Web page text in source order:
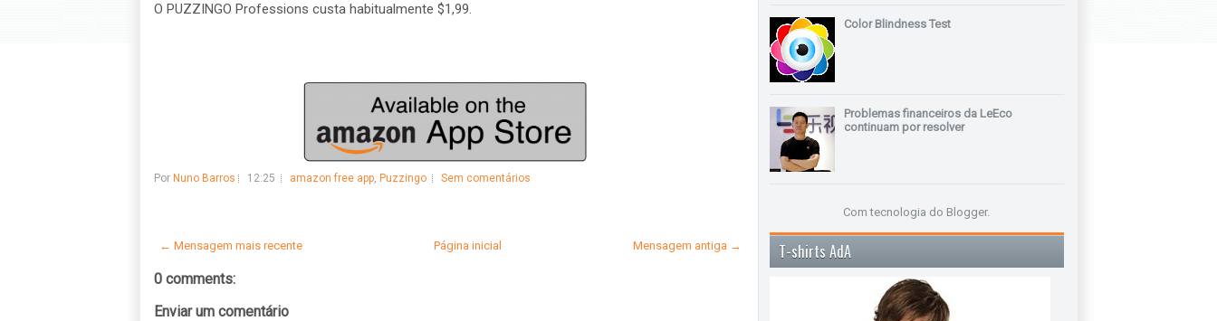
O PUZZINGO Professions custa habitualmente $1,99.
Por Nuno Barros 12:25 amazon free app, Puzzingo Sem comentários
← Mensagem mais recente Mensagem antiga →
Página inicial
0 comments:
Enviar um comentário
Color Blindness Test
Problemas financeiros da LeEco
continuam por resolver
Com tecnologia do Blogger.
T-shirts AdA